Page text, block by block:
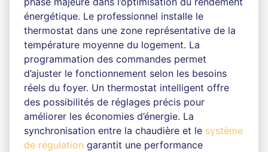
énergétique. Le professionnel installe le
thermostat dans une zone représentative de la
température moyenne du logement. La
programmation des commandes permet
d’ajuster le fonctionnement selon les besoins
réels du foyer. Un thermostat intelligent offre
des possibilités de réglages précis pour
améliorer les économies d’énergie. La
synchronisation entre la chaudière et le système
de régulation garantit une performance